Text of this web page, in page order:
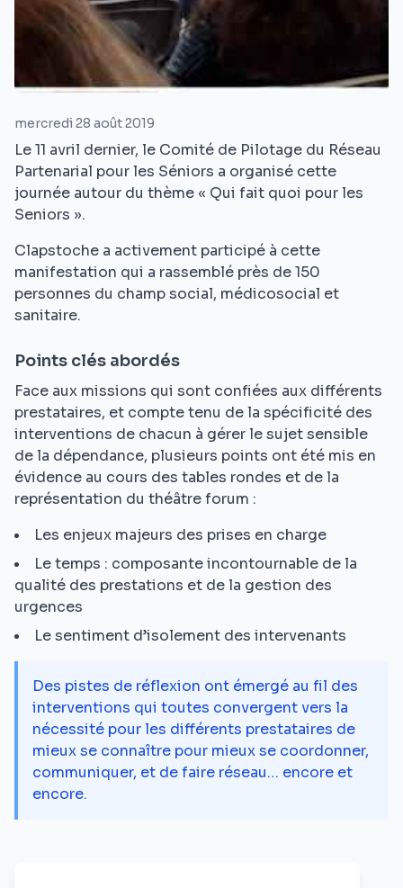
mercredi 28 août 2019
Le 11 avril dernier, le Comité de Pilotage du Réseau
Partenarial pour les Séniors a organisé cette
journée autour du thème « Qui fait quoi pour les
Seniors ».
Clapstoche a activement participé à cette
manifestation qui a rassemblé près de 150
personnes du champ social, médicosocial et
sanitaire.
Points clés abordés
Face aux missions qui sont confiées aux différents
prestataires, et compte tenu de la spécificité des
interventions de chacun à gérer le sujet sensible
de la dépendance, plusieurs points ont été mis en
évidence au cours des tables rondes et de la
représentation du théâtre forum :
Les enjeux majeurs des prises en charge
Le temps : composante incontournable de la
qualité des prestations et de la gestion des
urgences
Le sentiment d’isolement des intervenants
Des pistes de réflexion ont émergé au fil des
interventions qui toutes convergent vers la
nécessité pour les différents prestataires de
mieux se connaître pour mieux se coordonner,
communiquer, et de faire réseau… encore et
encore.